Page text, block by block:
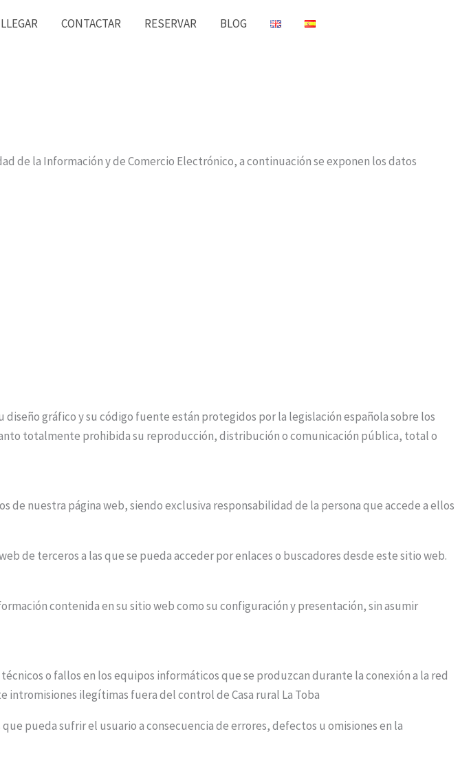
CONTACTAR RESERVAR BLOG
de la Información y de Comercio Electrónico, a continuación se exponen los datos
gráfico y su código fuente están protegidos por la legislación española sobre los
totalmente prohibida su reproducción, distribución o comunicación pública, total o
de nuestra página web, siendo exclusiva responsabilidad de la persona que accede a ellos
de terceros a las que se pueda acceder por enlaces o buscadores desde este sitio web.
contenida en su sitio web como su configuración y presentación, sin asumir
o fallos en los equipos informáticos que se produzcan durante la conexión a la red
intromisiones ilegítimas fuera del control de Casa rural La Toba
pueda sufrir el usuario a consecuencia de errores, defectos u omisiones en la